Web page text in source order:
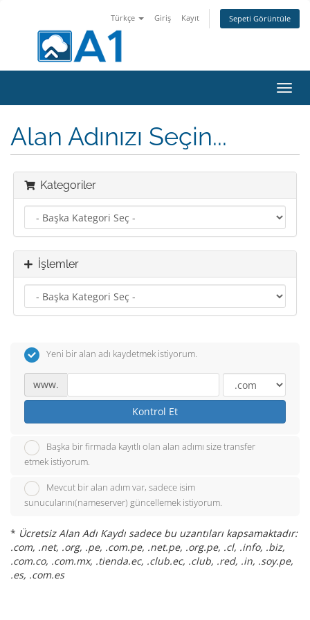
Türkçe Giriş Kayıt Sepeti Görüntüle
Alan Adınızı Seçin...
Kategoriler
İşlemler
Yeni bir alan adı kaydetmek istiyorum.
www.
Kontrol Et
Başka bir firmada kayıtlı olan alan adımı size transfer
etmek istiyorum.
Mevcut bir alan adım var, sadece isim
sunucularını(nameserver) güncellemek istiyorum.
* Ücretsiz Alan Adı Kaydı sadece bu uzantıları kapsamaktadır:
.com, .net, .org, .pe, .com.pe, .net.pe, .org.pe, .cl, .info, .biz,
.com.co, .com.mx, .tienda.ec, .club.ec, .club, .red, .in, .soy.pe,
.es, .com.es